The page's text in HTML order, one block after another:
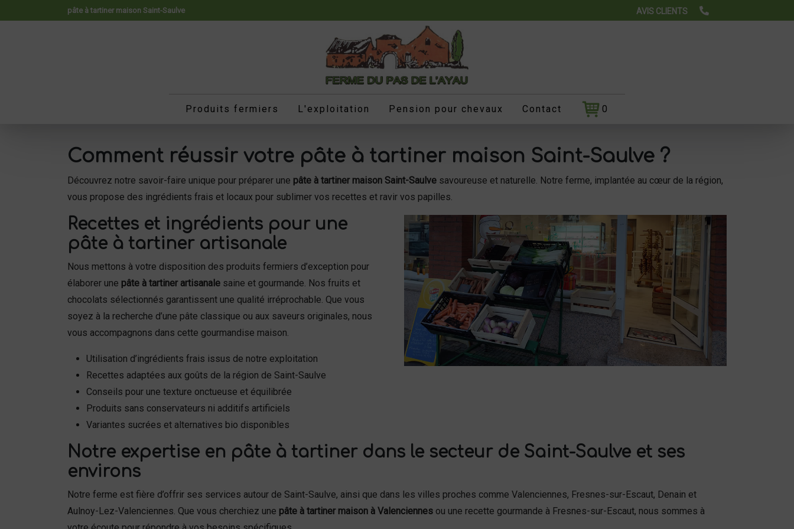
pâte à tartiner maison Saint-Saulve AVIS CLIENTS
Produits fermiers L'exploitation Pension pour chevaux Contact 0
Comment réussir votre pâte à tartiner maison Saint-Saulve ?
Découvrez notre savoir-faire unique pour préparer une pâte à tartiner maison Saint-Saulve savoureuse et naturelle. Notre ferme, implantée au cœur de la région,
vous propose des ingrédients frais et locaux pour sublimer vos recettes et ravir vos papilles.
Recettes et ingrédients pour une
pâte à tartiner artisanale
Nous mettons à votre disposition des produits fermiers d’exception pour
élaborer une pâte à tartiner artisanale saine et gourmande. Nos fruits et
chocolats sélectionnés garantissent une qualité irréprochable. Que vous
soyez à la recherche d’une pâte classique ou aux saveurs originales, nous
vous accompagnons dans cette gourmandise maison.
Utilisation d’ingrédients frais issus de notre exploitation
Recettes adaptées aux goûts de la région de Saint-Saulve
Conseils pour une texture onctueuse et équilibrée
Produits sans conservateurs ni additifs artificiels
Variantes sucrées et alternatives bio disponibles
Notre expertise en pâte à tartiner dans le secteur de Saint-Saulve et ses
environs
Notre ferme est fière d’offrir ses services autour de Saint-Saulve, ainsi que dans les villes proches comme Valenciennes, Fresnes-sur-Escaut, Denain et
Aulnoy-Lez-Valenciennes. Que vous cherchiez une pâte à tartiner maison à Valenciennes ou une recette gourmande à Fresnes-sur-Escaut, nous sommes à
Panneau de gestion des cookies